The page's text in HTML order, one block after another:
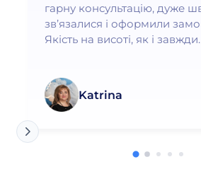
гарну консультацію, дуже
зв’язалися і оформили
Якість на висоті, як і завжди.
Katrina